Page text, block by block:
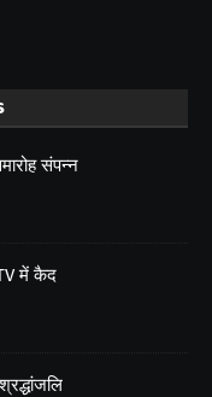
संपन्न
में कैद